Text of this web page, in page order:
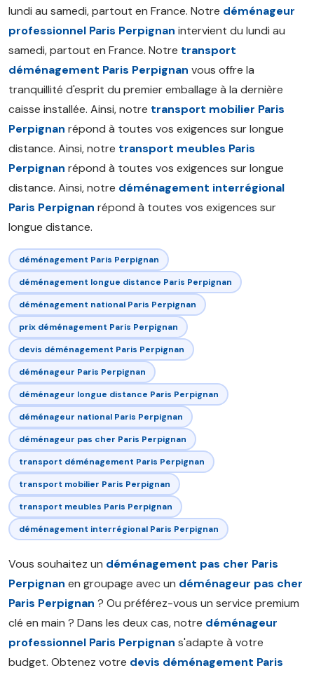
lundi au samedi, partout en France. Notre déménageur
professionnel Paris Perpignan intervient du lundi au
samedi, partout en France. Notre transport
déménagement Paris Perpignan vous offre la
tranquillité d'esprit du premier emballage à la dernière
caisse installée. Ainsi, notre transport mobilier Paris
Perpignan répond à toutes vos exigences sur longue
distance. Ainsi, notre transport meubles Paris
Perpignan répond à toutes vos exigences sur longue
distance. Ainsi, notre déménagement interrégional
Paris Perpignan répond à toutes vos exigences sur
longue distance.
déménagement Paris Perpignan
déménagement longue distance Paris Perpignan
déménagement national Paris Perpignan
prix déménagement Paris Perpignan
devis déménagement Paris Perpignan
déménageur Paris Perpignan
déménageur longue distance Paris Perpignan
déménageur national Paris Perpignan
déménageur pas cher Paris Perpignan
transport déménagement Paris Perpignan
transport mobilier Paris Perpignan
transport meubles Paris Perpignan
déménagement interrégional Paris Perpignan
Vous souhaitez un déménagement pas cher Paris
Perpignan en groupage avec un déménageur pas cher
Paris Perpignan ? Ou préférez-vous un service premium
clé en main ? Dans les deux cas, notre déménageur
professionnel Paris Perpignan s'adapte à votre
budget. Obtenez votre devis déménagement Paris